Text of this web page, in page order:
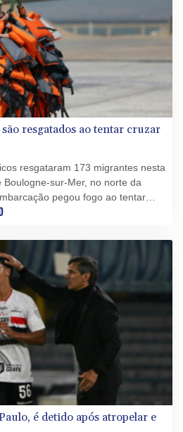
resgatados ao tentar cruzar
resgataram 173 migrantes nesta
sur-Mer, no norte da
pegou fogo ao tentar
informaram as autoridades
é detido após atropelar e